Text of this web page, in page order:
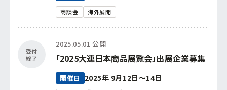
商談会 海外展開
受付
終了
2025.05.01 公開
「2025大連日本商品展覧会」出展企業募集
開催日 2025年 9月12日～14日